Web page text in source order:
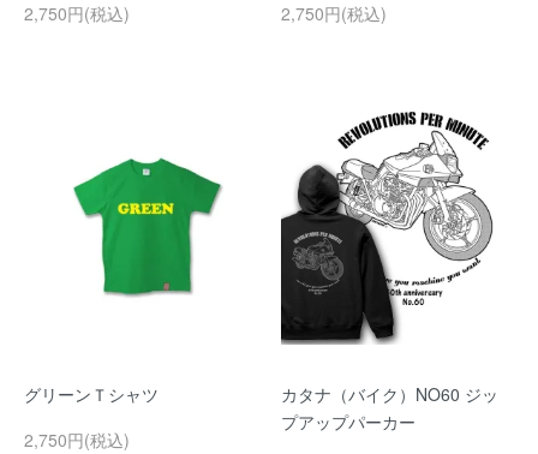
2,750円(税込)
2,750円(税込)
グリーンＴシャツ
2,750円(税込)
カタナ（バイク）NO60 ジッ
プアップパーカー